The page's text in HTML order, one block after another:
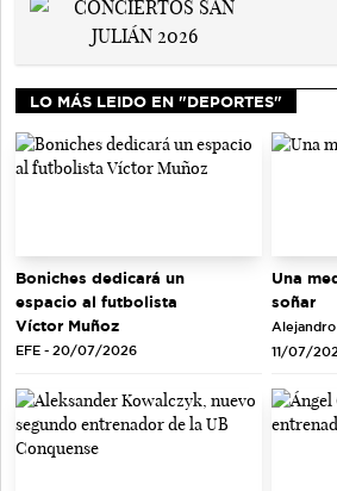
LO MÁS LEIDO EN "DEPORTES"
Boniches dedicará un
espacio al futbolista
Víctor Muñoz
EFE - 20/07/2026
Una
soñar
11/07/